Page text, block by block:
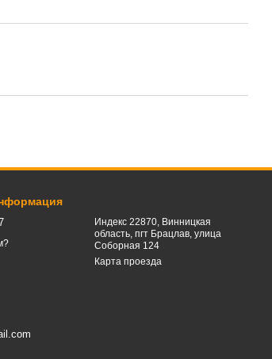
Индекс 22870, Винницкая
область, пгт Брацлав, улица
Соборная 124
Карта проезда